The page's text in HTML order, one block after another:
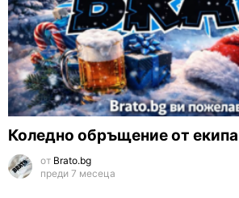
Коледно обръщение от
от Brato.bg
преди 7 месеца